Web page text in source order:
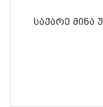
ᲡᲐᲥᲐᲠᲔ ᲛᲘᲜᲐ